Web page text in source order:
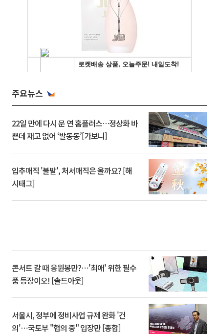
주요뉴스
22일 만에 다시 문 연 홈플러스…정상화 바
쁜데 재고 없어 ‘발동동’[가보니]
입추매직 '불발', 처서매직은 올까요? [해
시태그]
콘서트 갈 때 응원봉만?⋯'최애' 위한 필수
품 등장이오! [솔드아웃]
서울시, 정부에 정비사업 규제 완화 '건
의'⋯국토부 "협의 중" 입장만 [종합]